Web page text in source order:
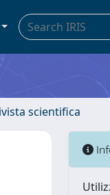
scientifica